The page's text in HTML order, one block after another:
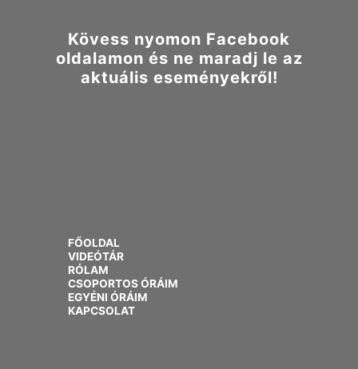
Kövess nyomon Facebook
oldalamon és ne maradj le az
aktuális eseményekről!
FŐOLDAL
VIDEÓTÁR
RÓLAM
CSOPORTOS ÓRÁIM
EGYÉNI ÓRÁIM
KAPCSOLAT